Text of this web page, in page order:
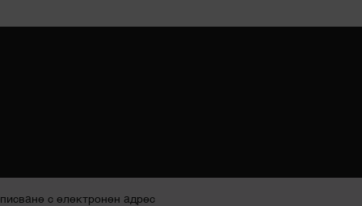
с електронен адрес